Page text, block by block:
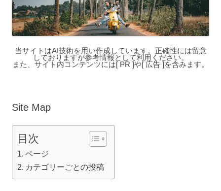
当サイトはAI技術を用い作成しています。正確性には留意
しておりますが参考情報として利用ください。
また、サイト内コンテンツには[ PR ]や[ 広告 ]を含みます。
Site Map
目次
ページ
カテゴリーごとの投稿